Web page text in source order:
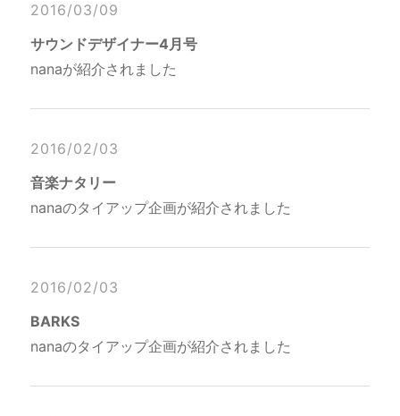
2016/03/09
サウンドデザイナー4月号
nanaが紹介されました
2016/02/03
音楽ナタリー
nanaのタイアップ企画が紹介されました
2016/02/03
BARKS
nanaのタイアップ企画が紹介されました